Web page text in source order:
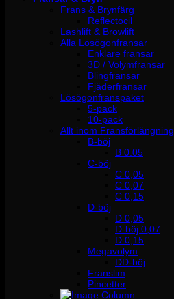
Frans & Brynfärg
Reflectocil
Lashlift & Browlift
Alla Lösögonfransar
Enklare fransar
3D / Volymfransar
Blingfransar
Fjäderfransar
Lösögonfranspaket
5-pack
10-pack
Allt inom Fransförlängning
B-böj
B 0.05
C-böj
C 0,05
C 0,07
C 0,15
D-böj
D 0,05
D-böj 0,07
D 0,15
Megavolym
DD-böj
Franslim
Pincetter